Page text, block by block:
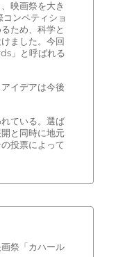
映画祭を大き
ンペティショ
ため、科学と
ました。今回
」と呼ばれる
イデアは今後
ている。選ば
と同時に地元
投票によって
祭「カハール